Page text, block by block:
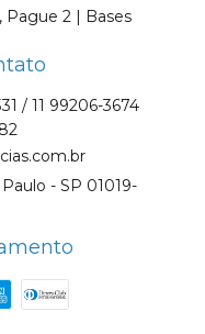
Pague 2 | Bases
/ 11 99206-3674
- SP 01019-